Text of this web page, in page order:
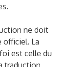
ne doit
officiel. La
est celle du
traduction